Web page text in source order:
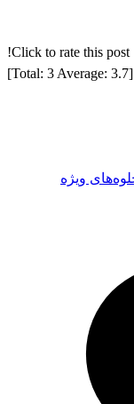
Click to rate this post!
[Total:
3 Average: 3.7
]